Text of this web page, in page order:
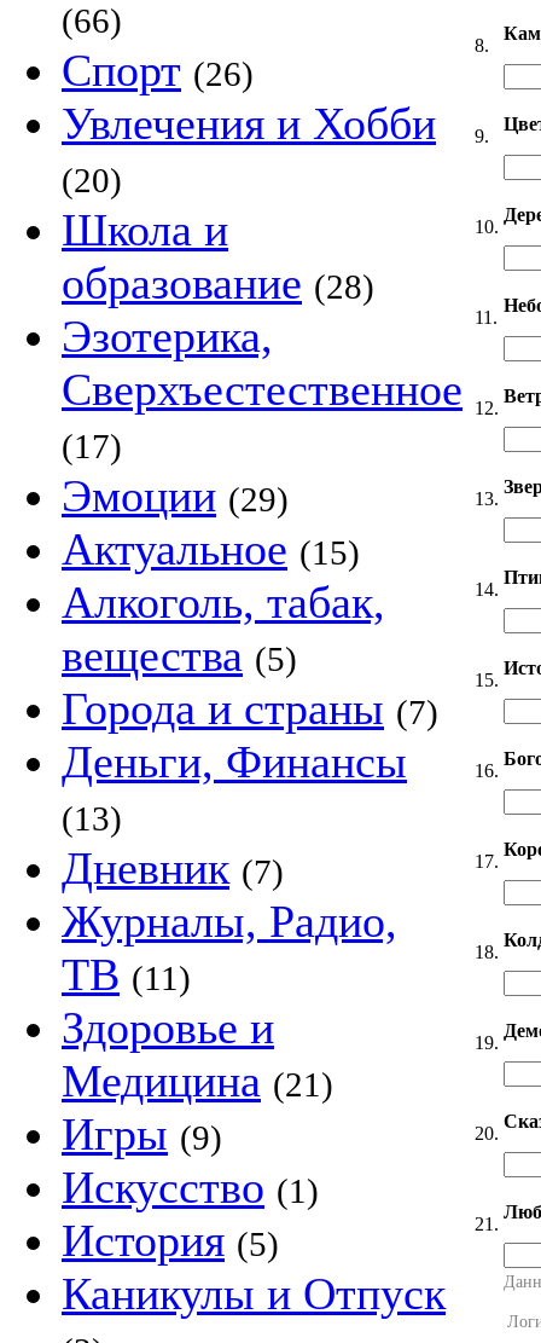
(66)
Спорт (26)
Увлечения и Хобби
(20)
Школа и
образование (28)
Эзотерика,
Сверхъестественное
(17)
Эмоции (29)
Актуальное (15)
Алкоголь, табак,
вещества (5)
Города и страны (7)
Деньги, Финансы
(13)
Дневник (7)
Журналы, Радио,
ТВ (11)
Здоровье и
Медицина (21)
Игры (9)
Искусство (1)
История (5)
Каникулы и Отпуск
8.
9.
10.
11.
12.
13.
14.
15.
16.
17.
18.
19.
20.
21.